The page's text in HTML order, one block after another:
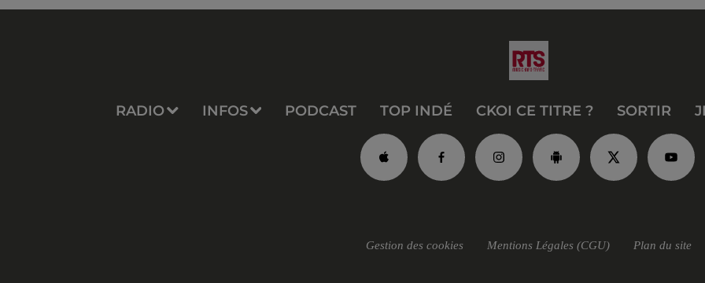
RADIO INFOS PODCAST TOP INDÉ CKOI CE TITRE ? SORTIR
Gestion des cookies Mentions Légales (CGU) Plan du site